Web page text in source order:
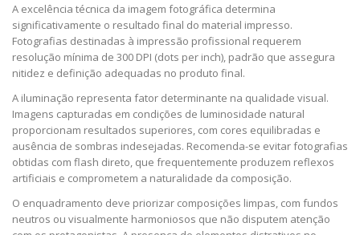
A excelência técnica da imagem fotográfica determina
significativamente o resultado final do material impresso.
Fotografias destinadas à impressão profissional requerem
resolução mínima de 300 DPI (dots per inch), padrão que assegura
nitidez e definição adequadas no produto final.
A iluminação representa fator determinante na qualidade visual.
Imagens capturadas em condições de luminosidade natural
proporcionam resultados superiores, com cores equilibradas e
ausência de sombras indesejadas. Recomenda-se evitar fotografias
obtidas com flash direto, que frequentemente produzem reflexos
artificiais e comprometem a naturalidade da composição.
O enquadramento deve priorizar composições limpas, com fundos
neutros ou visualmente harmoniosos que não disputem atenção